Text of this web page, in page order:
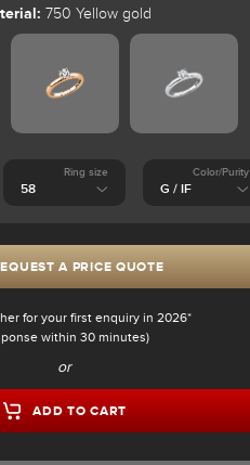
750 Yellow gold
Ring size Color/Purity
A PRICE QUOTE
for your first enquiry in 2026*
within 30 minutes)
or
ADD TO CART